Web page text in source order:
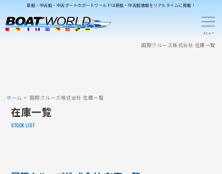
新艇・中古艇・中古ボートのボートワールドは新艇・中古艇情報をリアルタイムに掲載！
国際クルーズ株式会社 在庫一覧
ホーム 国際クルーズ株式会社 在庫一覧
在庫一覧
STOCK LIST